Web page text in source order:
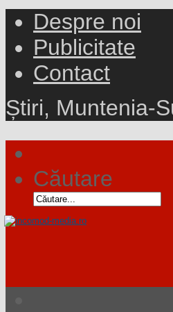
Despre noi
Publicitate
Contact
Știri, Muntenia-
Căutare